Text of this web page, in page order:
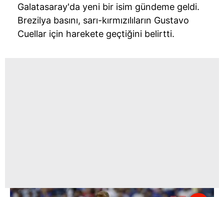
Galatasaray'da yeni bir isim gündeme geldi.
Brezilya basını, sarı-kırmızılıların Gustavo
Cuellar için harekete geçtiğini belirtti.